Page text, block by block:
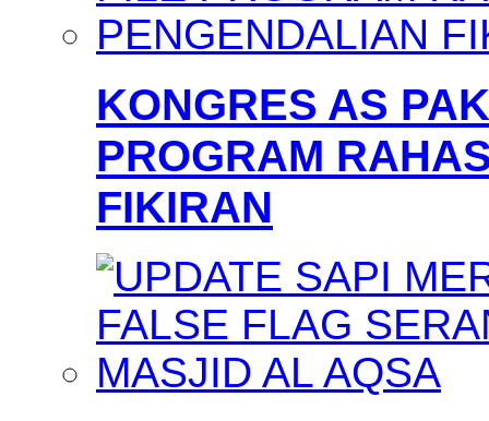
KONGRES AS
PROGRAM
FIKIRAN